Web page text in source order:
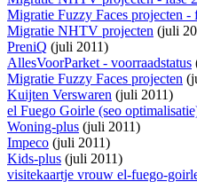
Migratie Fuzzy Faces projecten -
Migratie NHTV projecten (juli
PreniQ (juli 2011)
AllesVoorParket - voorraadstatus
Migratie Fuzzy Faces projecten
Kuijten Verswaren (juli 2011)
el Fuego Goirle (seo
Woning-plus (juli 2011)
Impeco (juli 2011)
Kids-plus (juli 2011)
visitekaartje vrouw el-fuego-